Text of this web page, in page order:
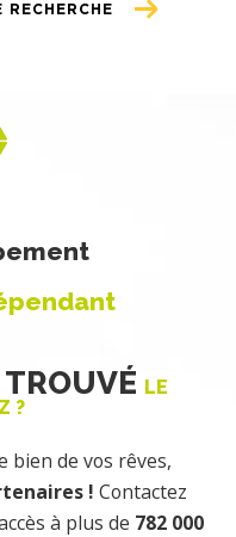
LE
?
bien de vos rêves,
! Contactez
à plus de 782 000